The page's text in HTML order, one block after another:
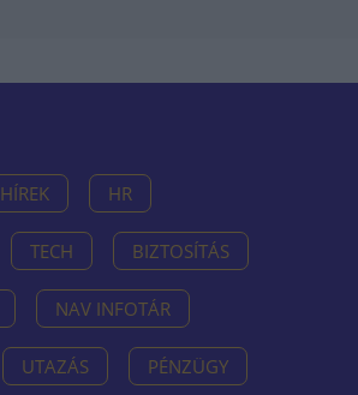
HÍREK HR
TECH BIZTOSÍTÁS
NAV INFOTÁR
UTAZÁS PÉNZÜGY